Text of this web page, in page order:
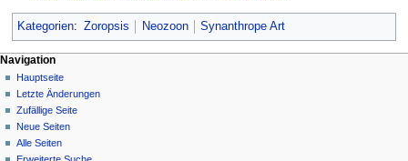
Kategorien: Zoropsis Neozoon Synanthrope Art
Navigation
Hauptseite
Letzte Änderungen
Zufällige Seite
Neue Seiten
Alle Seiten